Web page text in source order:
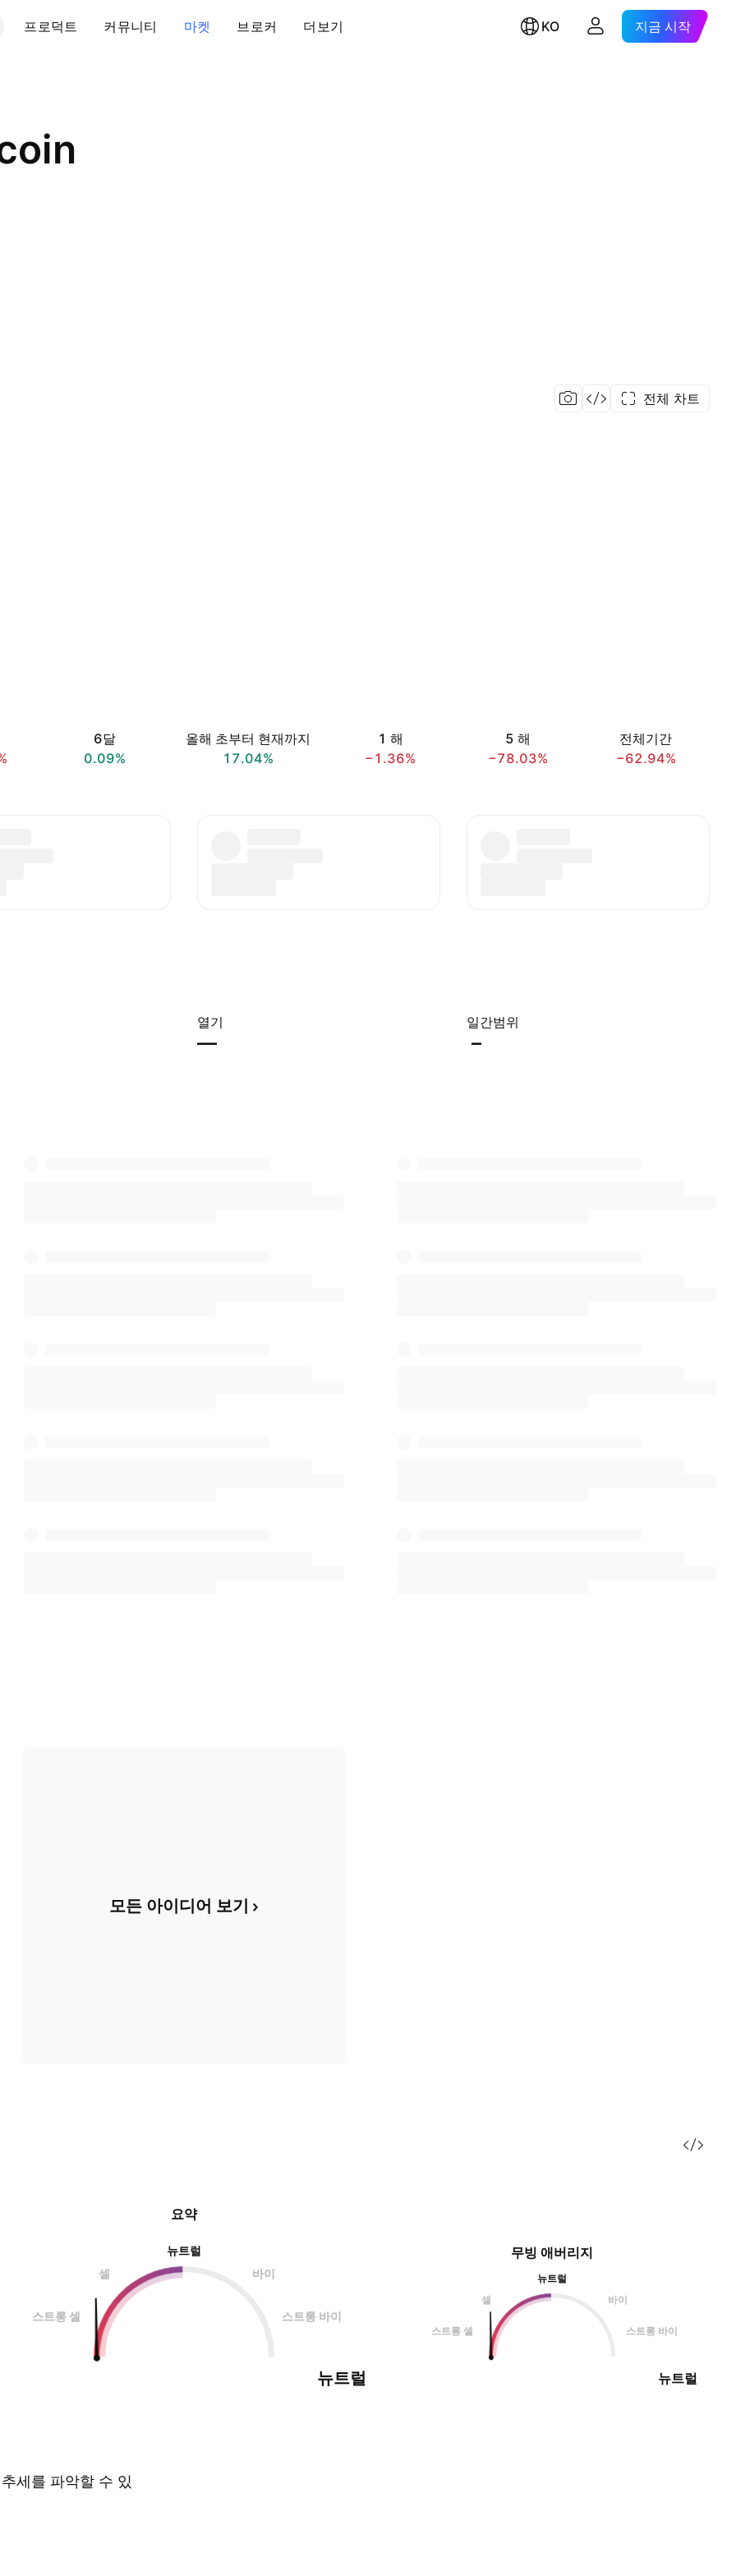
프로덕트 커뮤니티 마켓 브로커 더보기 KO 지금 시작
전체 차트
6달
0.09%
올해 초부터 현재까지
17.04%
1 해
−1.36%
5 해
−78.03%
전체기간
−62.94%
열기
—
일간범위
–
모든 아이디어 보기
요약
뉴트럴
셀
바이
스트롱 셀 스트롱 바이
뉴트럴
무빙 애버리지
뉴트럴
셀
바이
스트롱 셀 스트롱 바이
뉴트럴
세를 파악할 수 있